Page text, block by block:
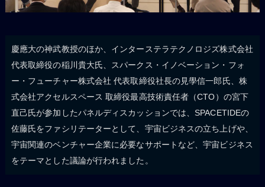
慶應大の神武教授のほか、インターステラテクノロジズ株式会社
代表取締役の稲川貴大氏、スパークス・イノベーション・フォ
ー・フューチャー株式会社 代表取締役社長の見學信一郎氏、株
式会社アクセルスペース 取締役最高技術責任者（CTO）の宮下
直己氏が参加したパネルディスカッションでは、SPACETIDEの
佐藤氏をファシリテーターとして、宇宙ビジネスの立ち上げや、
宇宙関連のベンチャー企業に必要なサポートなど、宇宙ビジネス
をテーマとした議論が行われました。